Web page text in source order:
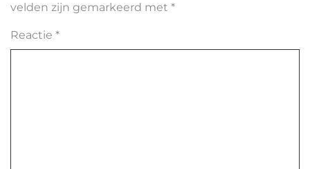
velden zijn gemarkeerd met *
Reactie *